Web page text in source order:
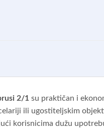
2/1 su praktičan i
ili ugostiteljskim
korisnicima dužu